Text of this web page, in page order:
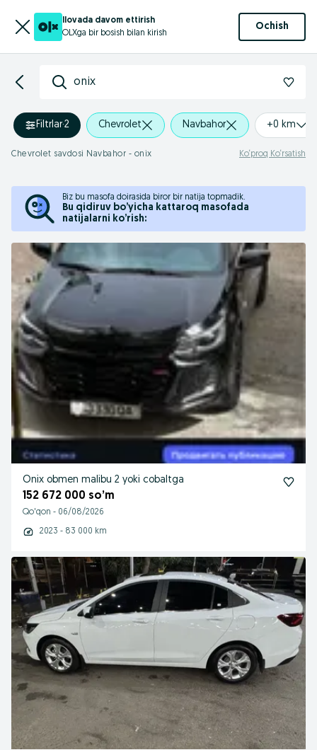
Ilovada davom ettirish
OLXga bir bosish bilan kirish
Ochish
onix
Filtrlar·2 Chevrolet Navbahor +0 km
Chevrolet savdosi Navbahor - onix Ko‘proq Ko‘rsatish
Biz bu masofa doirasida biror bir natija topmadik.
Bu qidiruv bo’yicha kattaroq masofada
natijalarni ko’rish:
Onix obmen malibu 2 yoki cobaltga
152 672 000 so’m
Qo'qon - 06/08/2026
2023 - 83 000 km